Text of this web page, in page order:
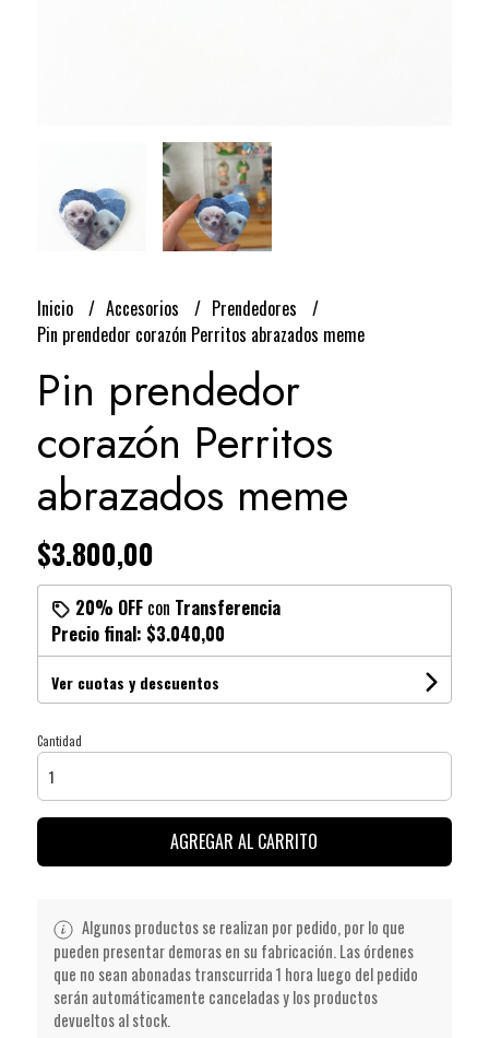
Inicio Accesorios
Prendedores
Pin prendedor corazón Perritos abrazados meme
Pin prendedor
corazón Perritos
abrazados meme
$3.800,00
20% OFFcon Transferencia
Precio final: $3.040,00
Ver cuotas y descuentos
Cantidad
AGREGAR AL CARRITO
Algunos productos se realizan por pedido, por lo que
pueden presentar demoras en su fabricación. Las órdenes
que no sean abonadas transcurrida 1 hora luego del pedido
serán automáticamente canceladas y los productos
devueltos al stock.